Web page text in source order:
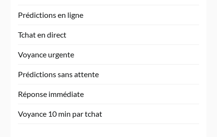
Prédictions en ligne
Tchat en direct
Voyance urgente
Prédictions sans attente
Réponse immédiate
Voyance 10 min par tchat